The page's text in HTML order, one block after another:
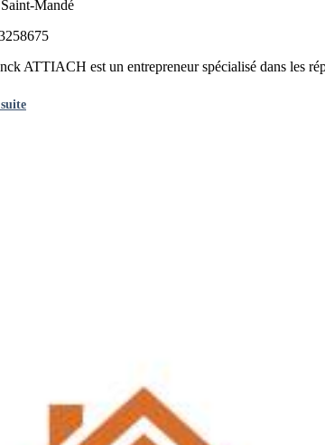
Mandé
ATTIACH est un entrepreneur spécialisé dans les